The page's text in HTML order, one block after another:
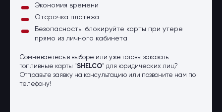
Экономия времени
Отсрочка платежа
Безопасность: блокируйте карты при утере
прямо из личного кабинета
Сомневаетесь в выборе или уже готовы заказать
топливные карты "SHELCO" для юридических лиц?
Отправьте заявку на консультацию или позвоните нам по
телефону!